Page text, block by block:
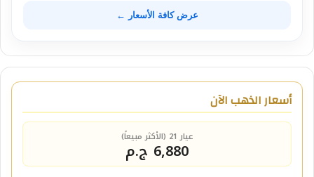
عرض كافة الأسعار ←
أسعار الذهب الآن
عيار 21 (الأكثر مبيعاً)
6,880 ج.م